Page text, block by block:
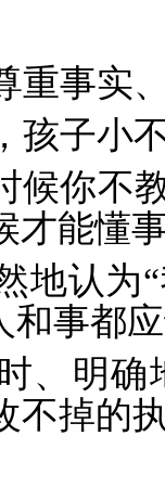
重事实
孩子小
候你不
才能懂
地认为
和事都
、明
不掉的